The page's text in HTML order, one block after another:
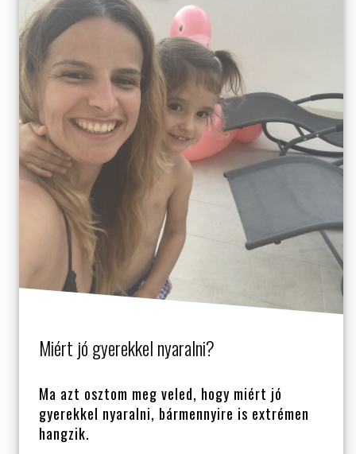
Miért jó gyerekkel nyaralni?
Ma azt osztom meg veled, hogy miért jó
gyerekkel nyaralni, bármennyire is extrémen
hangzik.